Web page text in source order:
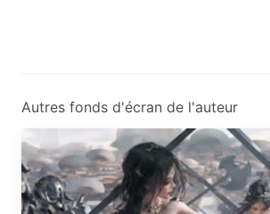
Autres fonds d'écran de l'auteur